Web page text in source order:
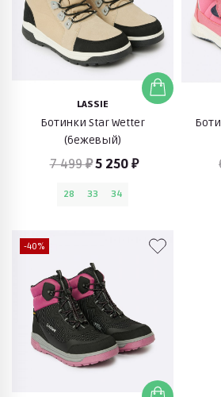
LASSIE
Ботинки Star Wetter
(бежевый)
7 499 ₽5 250 ₽
28 33 34
-40%